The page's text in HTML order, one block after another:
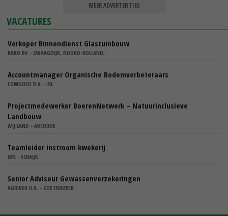
MEER ADVERTENTIES
VACATURES
Verkoper Binnendienst Glastuinbouw
KARO BV - ZWAAGDIJK, NOORD-HOLLAND,
Accountmanager Organische Bodemverbeteraars
COMGOED B.V. - NL
Projectmedewerker BoerenNetwerk – Natuurinclusieve
Landbouw
WIJ.LAND - ABCOUDE
Teamleider instroom kwekerij
IBN - SCHAIJK
Senior Adviseur Gewassenverzekeringen
AGRIVER U.A. - ZOETERMEER